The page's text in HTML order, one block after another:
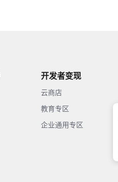
开发者变现
云商店
教育专区
企业通用专区